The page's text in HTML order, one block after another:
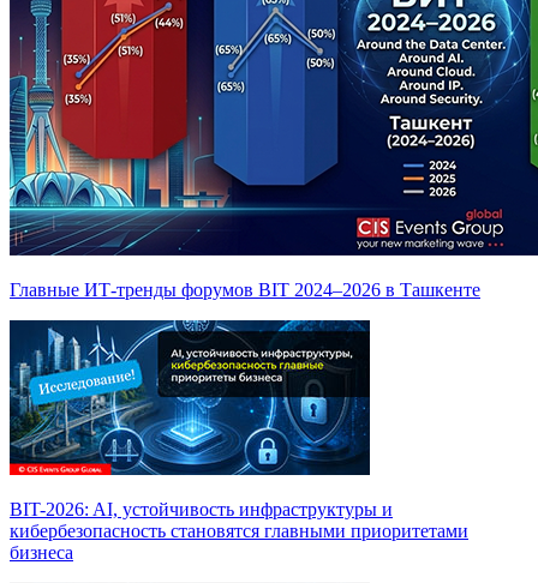
Главные ИТ-тренды форумов BIT 2024–2026 в Ташкенте
BIT-2026: AI, устойчивость инфраструктуры и
кибербезопасность становятся главными приоритетами
бизнеса